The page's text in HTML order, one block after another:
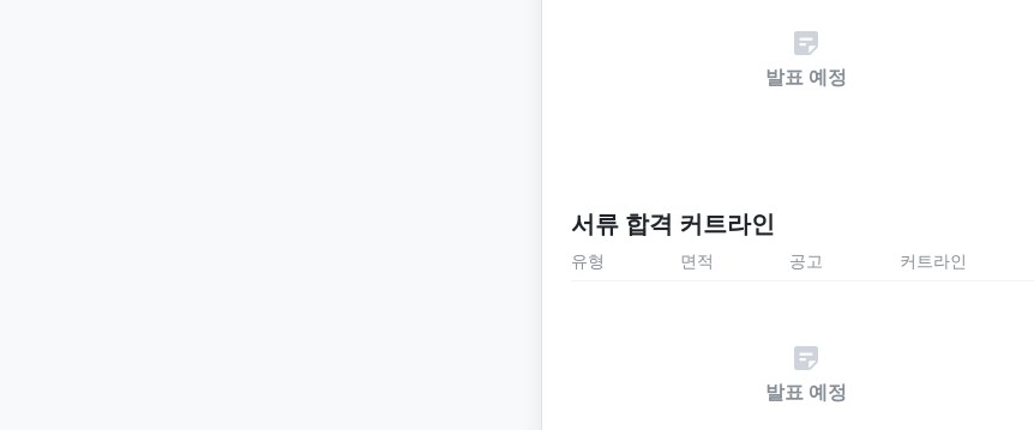
발표 예정
서류 합격 커트라인
유형 면적 공고 커트라인
발표 예정